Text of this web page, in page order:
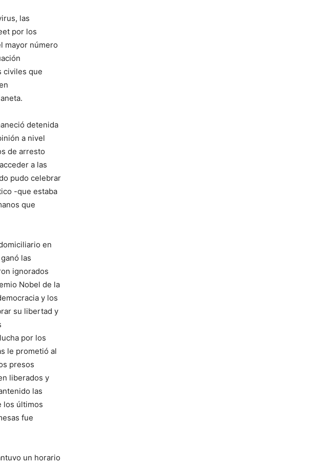
las
por los
mayor número
civiles que
detenida
a nivel
de arresto
a las
pudo celebrar
-que estaba
que
en
las
ignorados
Nobel de la
y los
su libertad y
por los
le prometió al
presos
liberados y
las
los últimos
fue
un horario